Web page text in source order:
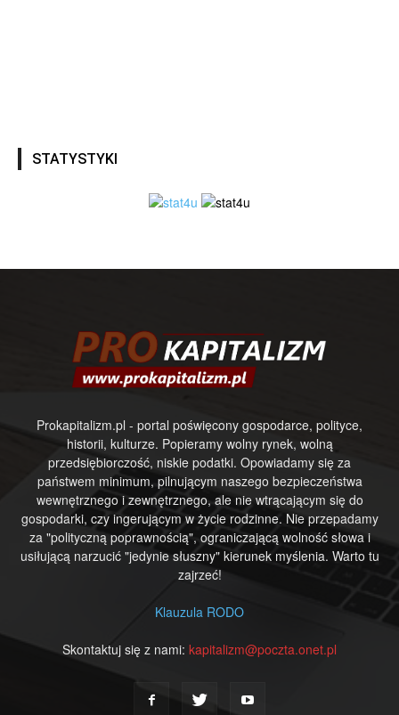
STATYSTYKI
Prokapitalizm.pl - portal poświęcony gospodarce, polityce,
historii, kulturze. Popieramy wolny rynek, wolną
przedsiębiorczość, niskie podatki. Opowiadamy się za
państwem minimum, pilnującym naszego bezpieczeństwa
wewnętrznego i zewnętrznego, ale nie wtrącającym się do
gospodarki, czy ingerującym w życie rodzinne. Nie przepadamy
za "polityczną poprawnością", ograniczającą wolność słowa i
usiłującą narzucić "jedynie słuszny" kierunek myślenia. Warto tu
zajrzeć!
Klauzula RODO
Skontaktuj się z nami: kapitalizm@poczta.onet.pl